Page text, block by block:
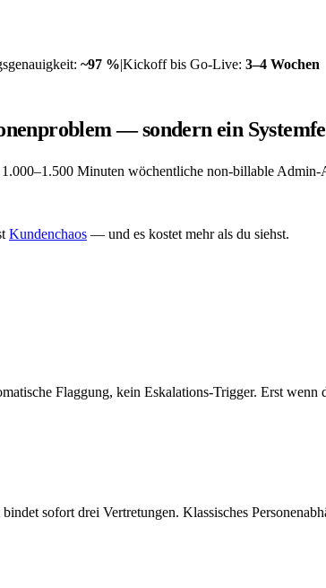
~97 %|Kickoff bis Go-Live: 3–4 Wochen
— sondern ein
Minuten wöchentliche non-billable Admin-
Kundenchaos — und es kostet mehr als du siehst.
Flaggung, kein Eskalations-Trigger. Erst wenn
sofort drei Vertretungen. Klassisches